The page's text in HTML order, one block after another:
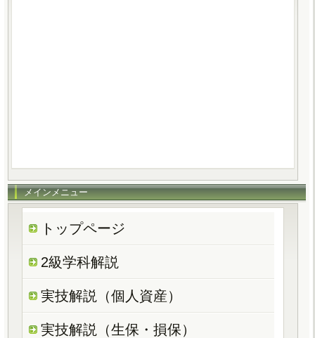
メインメニュー
トップページ
2級学科解説
実技解説（個人資産）
実技解説（生保・損保）